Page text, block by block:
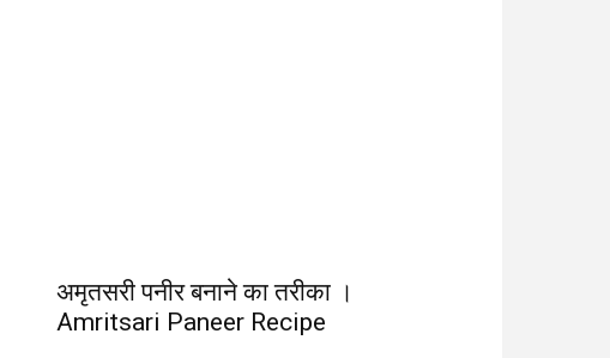
अमृतसरी पनीर बनाने का तरीका ।
Amritsari Paneer Recipe